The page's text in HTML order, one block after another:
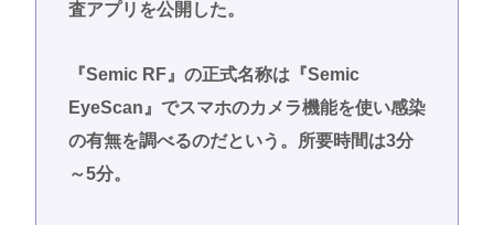
査アプリを公開した。
『Semic RF』の正式名称は『Semic
EyeScan』でスマホのカメラ機能を使い感染
の有無を調べるのだという。所要時間は3分
～5分。